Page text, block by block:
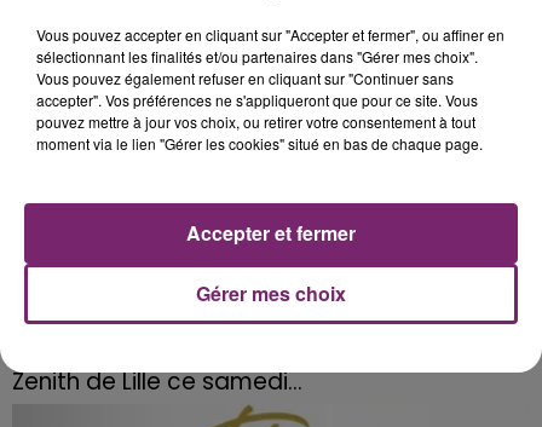
26 mars 2024
Zenith de Lille ce samedi...
Vous pouvez accepter en cliquant sur "Accepter et fermer", ou affiner en
sélectionnant les finalités et/ou partenaires dans "Gérer mes choix".
Vous pouvez également refuser en cliquant sur "Continuer sans
accepter". Vos préférences ne s'appliqueront que pour ce site. Vous
pouvez mettre à jour vos choix, ou retirer votre consentement à tout
moment via le lien "Gérer les cookies" situé en bas de chaque page.
Gérer mes choix
Accepter et fermer